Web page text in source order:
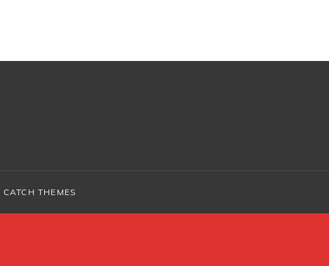
CATCH THEMES